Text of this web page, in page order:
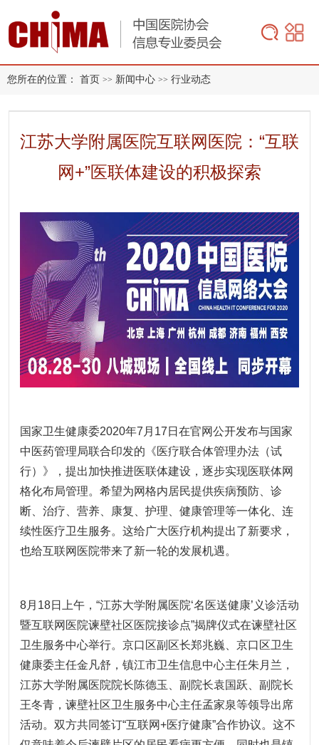
您所在的位置： 首页 >> 新闻中心 >> 行业动态
江苏大学附属医院互联网医院：“互联
网+”医联体建设的积极探索
国家卫生健康委2020年7月17日在官网公开发布与国家
中医药管理局联合印发的《医疗联合体管理办法（试
行）》，提出加快推进医联体建设，逐步实现医联体网
格化布局管理。希望为网格内居民提供疾病预防、诊
断、治疗、营养、康复、护理、健康管理等一体化、连
续性医疗卫生服务。这给广大医疗机构提出了新要求，
也给互联网医院带来了新一轮的发展机遇。
8月18日上午，“江苏大学附属医院‘名医送健康’义诊活动
暨互联网医院谏壁社区医院接诊点”揭牌仪式在谏壁社区
卫生服务中心举行。京口区副区长郑兆巍、京口区卫生
健康委主任金凡舒，镇江市卫生信息中心主任朱月兰，
江苏大学附属医院院长陈德玉、副院长袁国跃、副院长
王冬青，谏壁社区卫生服务中心主任孟家泉等领导出席
活动。双方共同签订“互联网+医疗健康”合作协议。这不